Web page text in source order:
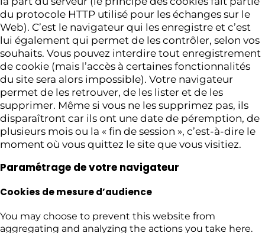
du protocole HTTP utilisé pour les échanges sur le
Web). C’est le navigateur qui les enregistre et c’est
lui également qui permet de les contrôler, selon vos
souhaits. Vous pouvez interdire tout enregistrement
de cookie (mais l’accès à certaines fonctionnalités
du site sera alors impossible). Votre navigateur
permet de les retrouver, de les lister et de les
supprimer. Même si vous ne les supprimez pas, ils
disparaîtront car ils ont une date de péremption, de
plusieurs mois ou la « fin de session », c’est-à-dire le
moment où vous quittez le site que vous visitiez.
Paramétrage de votre navigateur
Cookies de mesure d’audience
You may choose to prevent this website from
aggregating and analyzing the actions you take here.